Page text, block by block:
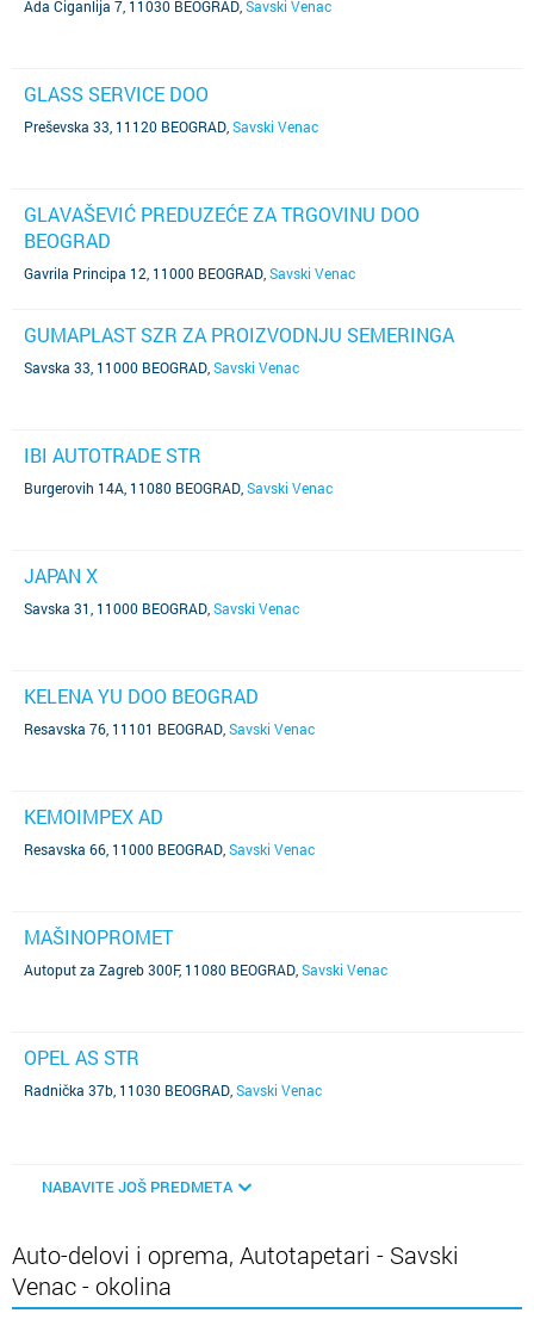
Ada Ciganlija 7, 11030 BEOGRAD Savski Venac
GLASS SERVICE DOO
Preševska 33, 11120 BEOGRAD Savski Venac
GLAVAŠEVIĆ PREDUZEĆE ZA TRGOVINU DOO
BEOGRAD
Gavrila Principa 12, 11000 BEOGRAD Savski Venac
GUMAPLAST SZR ZA PROIZVODNJU SEMERINGA
Savska 33, 11000 BEOGRAD Savski Venac
IBI AUTOTRADE STR
Burgerovih 14A, 11080 BEOGRAD Savski Venac
JAPAN X
Savska 31, 11000 BEOGRAD Savski Venac
KELENA YU DOO BEOGRAD
Resavska 76, 11101 BEOGRAD Savski Venac
KEMOIMPEX AD
Resavska 66, 11000 BEOGRAD Savski Venac
MAŠINOPROMET
Autoput za Zagreb 300F, 11080 BEOGRAD Savski Venac
OPEL AS STR
Radnička 37b, 11030 BEOGRAD Savski Venac
NABAVITE JOŠ PREDMETA
Auto-delovi i oprema, Autotapetari - Savski
Venac - okolina